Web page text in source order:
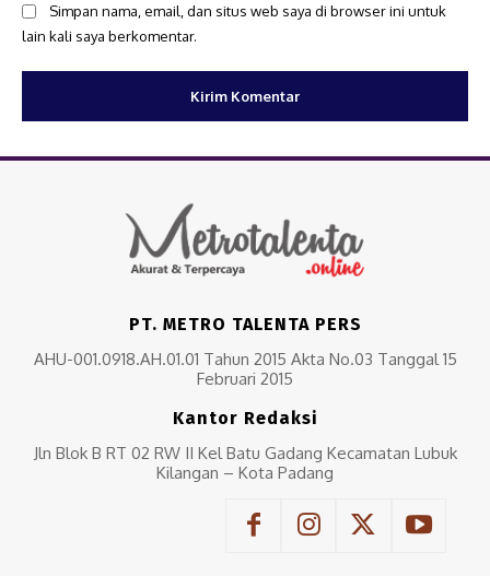
Simpan nama, email, dan situs web saya di browser ini untuk
lain kali saya berkomentar.
PT. METRO TALENTA PERS
AHU-001.0918.AH.01.01 Tahun 2015 Akta No.03 Tanggal 15
Februari 2015
Kantor Redaksi
Jln Blok B RT 02 RW II Kel Batu Gadang Kecamatan Lubuk
Kilangan – Kota Padang